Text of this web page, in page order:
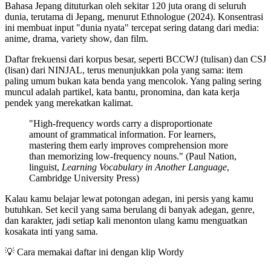
Bahasa Jepang dituturkan oleh sekitar 120 juta orang di seluruh
dunia, terutama di Jepang, menurut Ethnologue (2024). Konsentrasi
ini membuat input "dunia nyata" tercepat sering datang dari media:
anime, drama, variety show, dan film.
Daftar frekuensi dari korpus besar, seperti BCCWJ (tulisan) dan CSJ
(lisan) dari NINJAL, terus menunjukkan pola yang sama: item
paling umum bukan kata benda yang mencolok. Yang paling sering
muncul adalah partikel, kata bantu, pronomina, dan kata kerja
pendek yang merekatkan kalimat.
"High-frequency words carry a disproportionate
amount of grammatical information. For learners,
mastering them early improves comprehension more
than memorizing low-frequency nouns." (Paul Nation,
linguist, Learning Vocabulary in Another Language,
Cambridge University Press)
Kalau kamu belajar lewat potongan adegan, ini persis yang kamu
butuhkan. Set kecil yang sama berulang di banyak adegan, genre,
dan karakter, jadi setiap kali menonton ulang kamu menguatkan
kosakata inti yang sama.
💡 Cara memakai daftar ini dengan klip Wordy